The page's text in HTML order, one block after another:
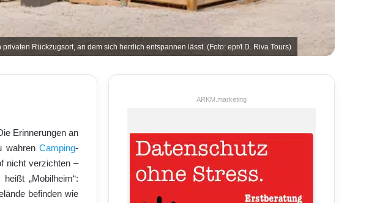
Rückzugsort, an dem sich herrlich entspannen lässt. (Foto: epr/I.D. Riva Tours)
Erinnerungen an
wahren Camping-
nicht verzichten –
„Mobilheim“:
befinden wie
ARKM.marketing